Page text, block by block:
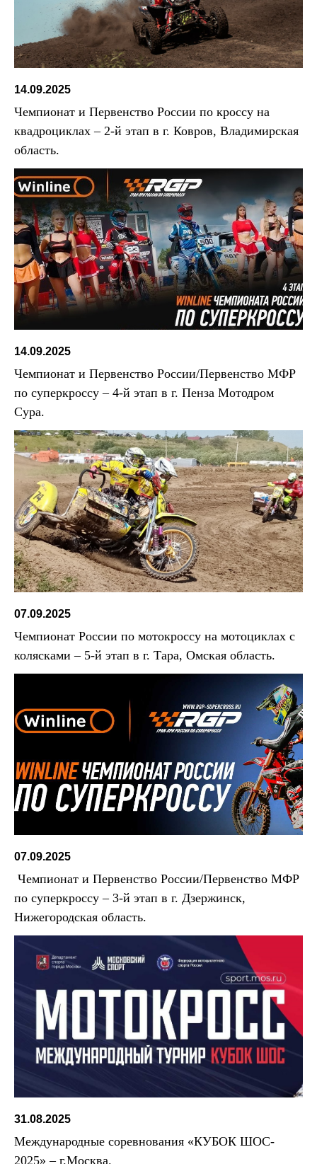
14.09.2025
Чемпионат и Первенство России по кроссу на
квадроциклах – 2-й этап в г. Ковров, Владимирская
область.
14.09.2025
Чемпионат и Первенство России/Первенство МФР
по суперкроссу – 4-й этап в г. Пенза Мотодром
Сура.
07.09.2025
Чемпионат России по мотокроссу на мотоциклах с
колясками – 5-й этап в г. Тара, Омская область.
07.09.2025
Чемпионат и Первенство России/Первенство МФР
по суперкроссу – 3-й этап в г. Дзержинск,
Нижегородская область.
31.08.2025
Международные соревнования «КУБОК ШОС-
2025» – г.Москва.